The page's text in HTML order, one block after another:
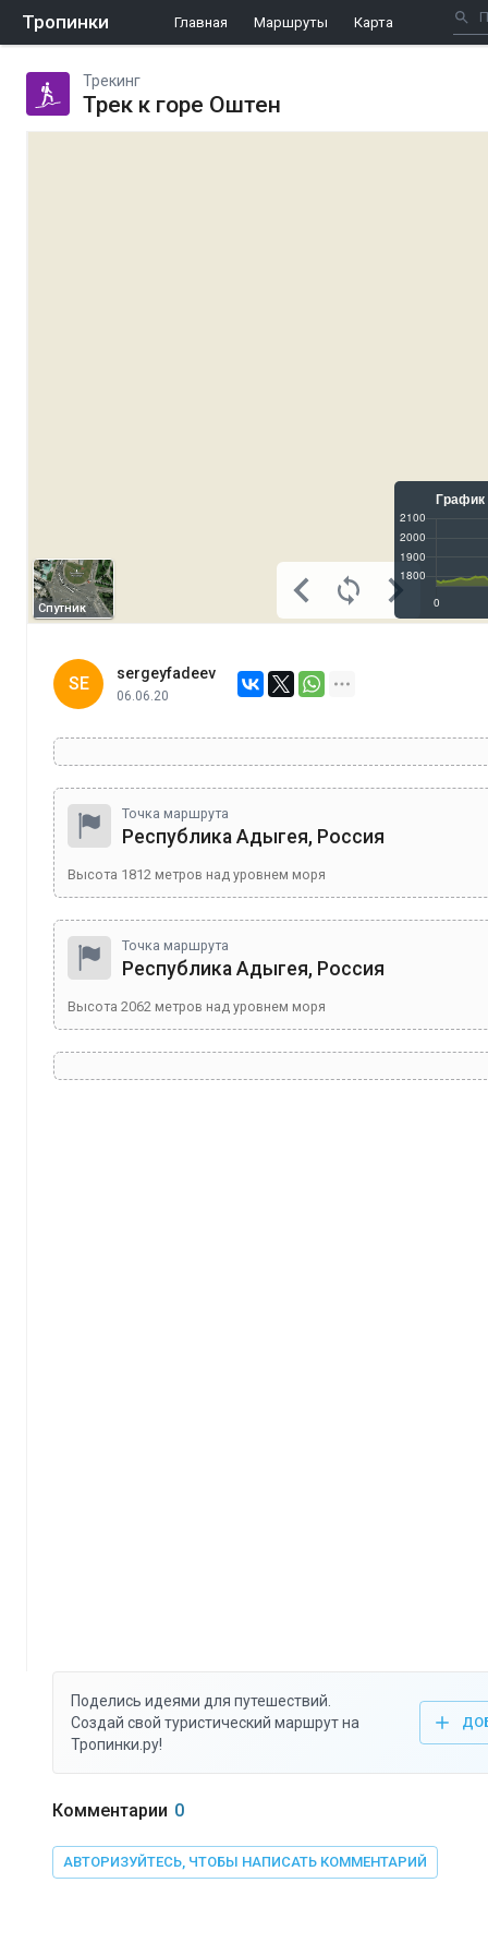
Тропинки Главная Маршруты Карта
Трекинг
Трек к горе Оштен
Спутник
SE
sergeyfadeev
06.06.20
Точка маршрута
Республика Адыгея, Россия
Высота 1812 метров над уровнем моря
Точка маршрута
Республика Адыгея, Россия
Высота 2062 метров над уровнем моря
Поделись идеями для путешествий.
Создай свой туристический маршрут на
Тропинки.ру!
Комментарии 0
АВТОРИЗУЙТЕСЬ, ЧТОБЫ НАПИСАТЬ КОММЕНТАРИЙ